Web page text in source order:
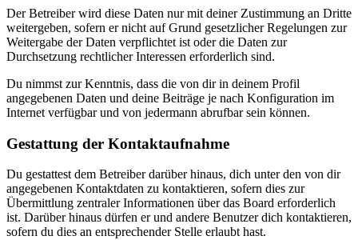
Der Betreiber wird diese Daten nur mit deiner Zustimmung an Dritte
weitergeben, sofern er nicht auf Grund gesetzlicher Regelungen zur
Weitergabe der Daten verpflichtet ist oder die Daten zur
Durchsetzung rechtlicher Interessen erforderlich sind.
Du nimmst zur Kenntnis, dass die von dir in deinem Profil
angegebenen Daten und deine Beiträge je nach Konfiguration im
Internet verfügbar und von jedermann abrufbar sein können.
Gestattung der Kontaktaufnahme
Du gestattest dem Betreiber darüber hinaus, dich unter den von dir
angegebenen Kontaktdaten zu kontaktieren, sofern dies zur
Übermittlung zentraler Informationen über das Board erforderlich
ist. Darüber hinaus dürfen er und andere Benutzer dich kontaktieren,
sofern du dies an entsprechender Stelle erlaubt hast.